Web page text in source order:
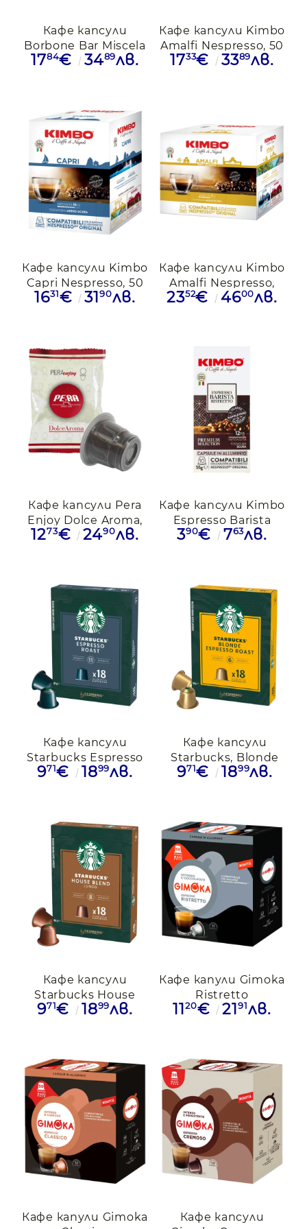
Кафе капсули
Borbone Bar Miscela
Blu Nespresso, 50бр.
1784€ 3489лв.
Кафе капсули Kimbo
Amalfi Nespresso, 50
бр.
1733€ 3389лв.
Кафе капсули Kimbo
Capri Nespresso, 50
бр.
1631€ 3190лв.
Кафе капсули Kimbo
Amalfi Nespresso,
100 бр.
2352€ 4600лв.
Кафе капсули Pera
Enjoy Dolce Aroma,
Nespresso 50бр
1273€ 2490лв.
Кафе капсули Kimbo
Espresso Barista
Ristretto
390€ 763лв.
Кафе капсули
Starbucks Espresso
Roast, 18бр.
971€ 1899лв.
Кафе капсули
Starbucks, Blonde
Espresso
971€ 1899лв.
Кафе капсули
Starbucks House
Blend за Nespresso,
971€ 1899лв.
Кафе капули Gimoka
Ristretto
съвместими с
1120€ 2191лв.
Кафе капули Gimoka
Кафе капсули